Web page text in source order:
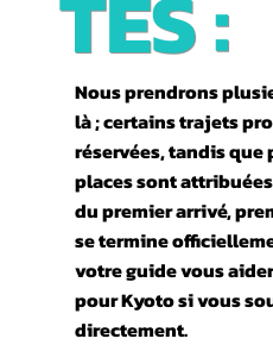
Nous prendrons
là ; certains trajets
réservées, tandis que
places sont
du premier arrivé,
se termine
votre guide vous
pour Kyoto si vous
directement.